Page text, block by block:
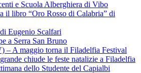
e Scuola Alberghiera di Vibo
il libro “Oro Rosso di Calabria” di
Eugenio Scalfari
a Serra San Bruno
A maggio torna il Filadelfia Festival
chiude le feste natalizie a Filadelfia
dello Studente del Capialbi